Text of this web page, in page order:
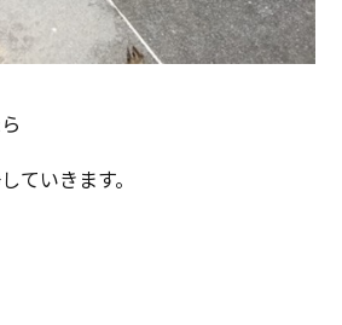
ていきます。